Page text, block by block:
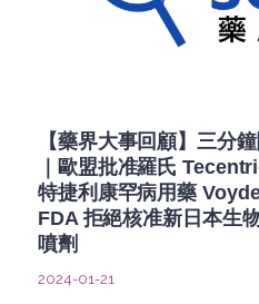
【藥界大事回顧】三分
｜歐盟批准羅氏
特捷利康罕病用藥
FDA 拒絕核准新日本生
噴劑
2024-01-21